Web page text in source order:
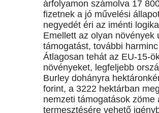
árfolyamon számolva 17
fizetnek a jó művelési
negyedét éri az iménti
Emellett az olyan
támogatást, további
Átlagosan tehát az EU-15-
növényeket, legfeljebb
Burley dohányra
forint, a 3222 hektárban
nemzeti támogatások
termesztésére vehető